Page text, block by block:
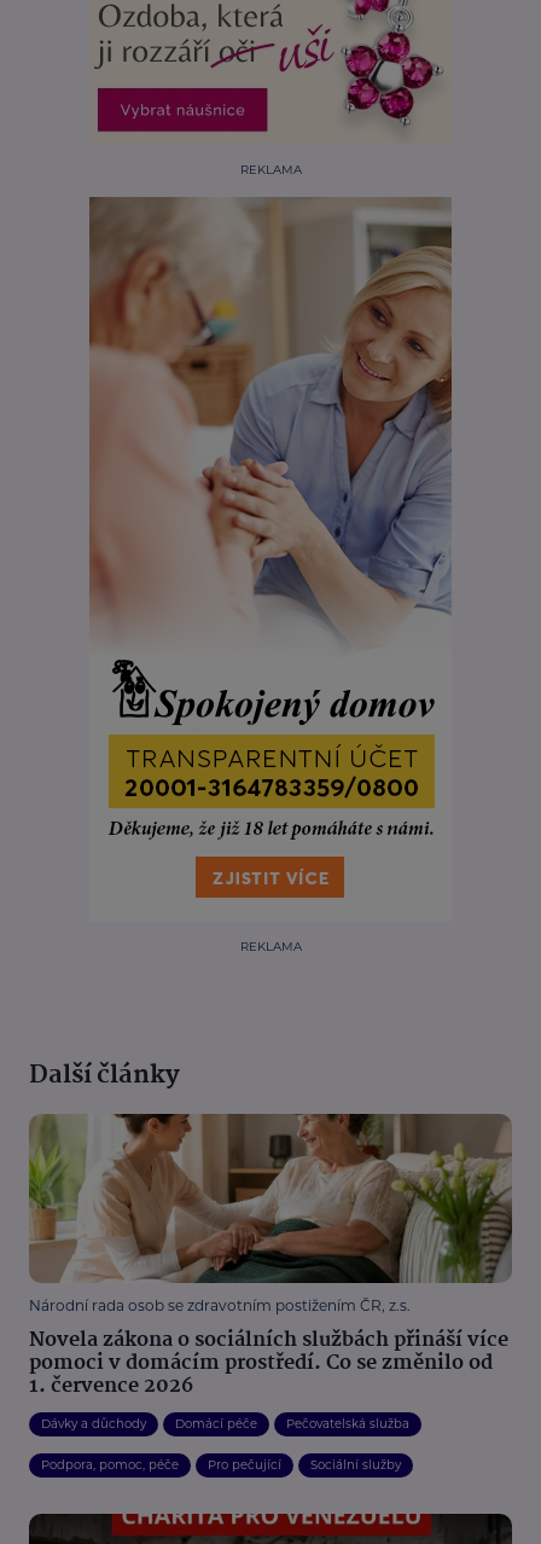
REKLAMA
REKLAMA
Další články
Národní rada osob se zdravotním postižením ČR, z.s.
Novela zákona o sociálních službách přináší více
pomoci v domácím prostředí. Co se změnilo od
1. července 2026
Dávky a důchody Domácí péče Pečovatelská služba
Podpora, pomoc, péče Pro pečující Sociální služby